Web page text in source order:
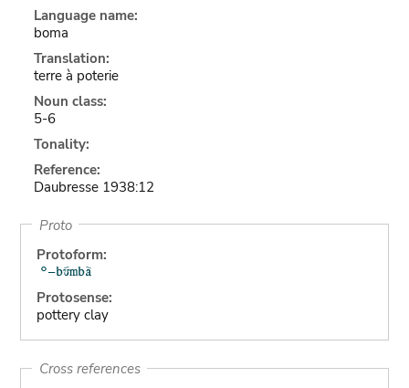
Language name:
boma
Translation:
terre à poterie
Noun class:
5-6
Tonality:
Reference:
Daubresse 1938:12
Proto
Protoform:
Protosense:
pottery clay
Cross references